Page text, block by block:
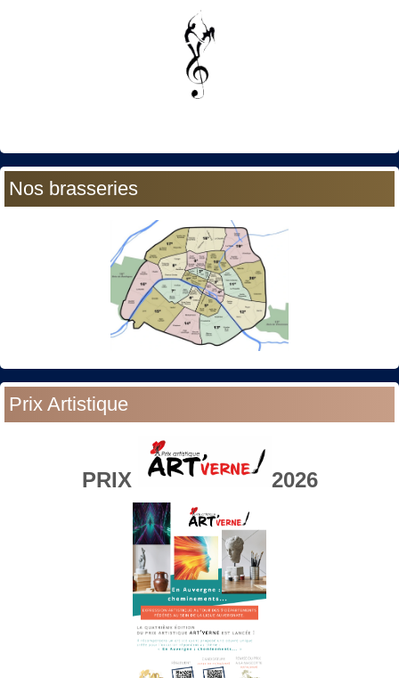
Nos brasseries
Prix Artistique
PRIX 2026